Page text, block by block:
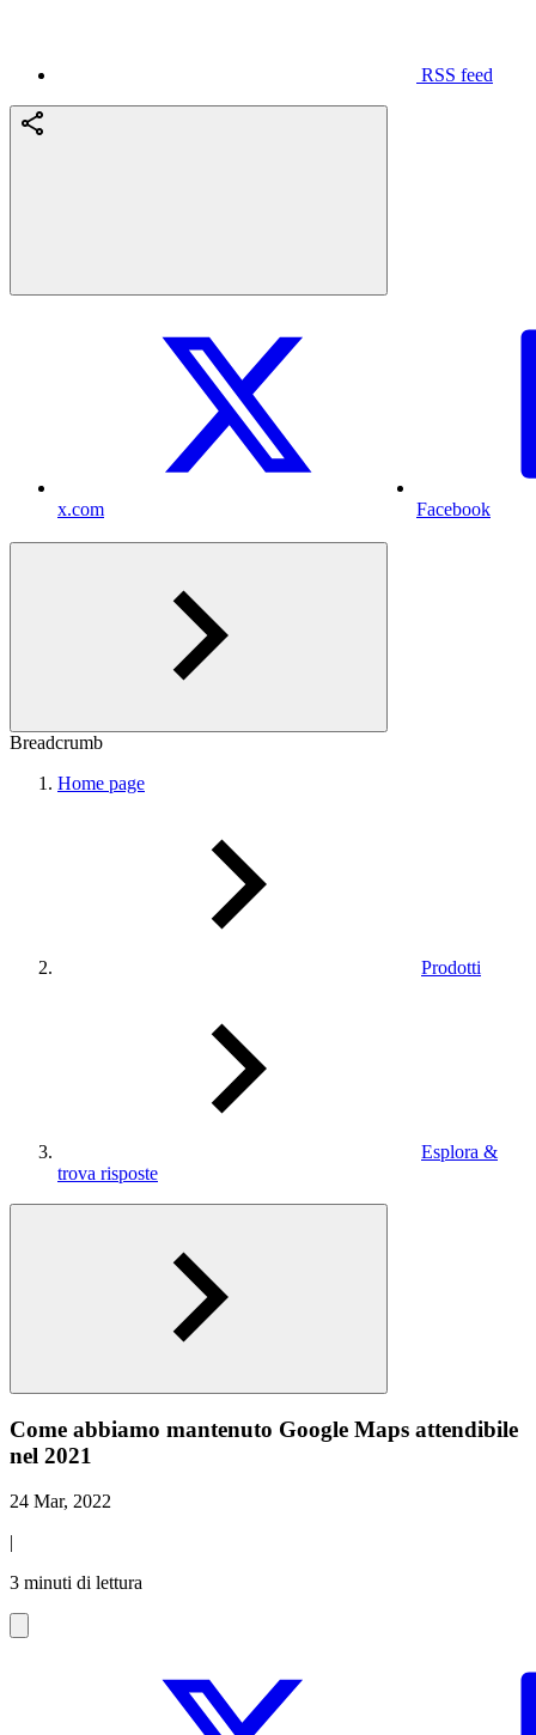
RSS feed
x.com Facebook
Breadcrumb
Home page
Prodotti
Esplora &
trova risposte
Come abbiamo mantenuto Google Maps attendibile
nel 2021
24 Mar, 2022
|
3 minuti di lettura